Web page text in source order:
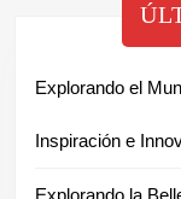
Explorando el
Inspiración e
Explorando la